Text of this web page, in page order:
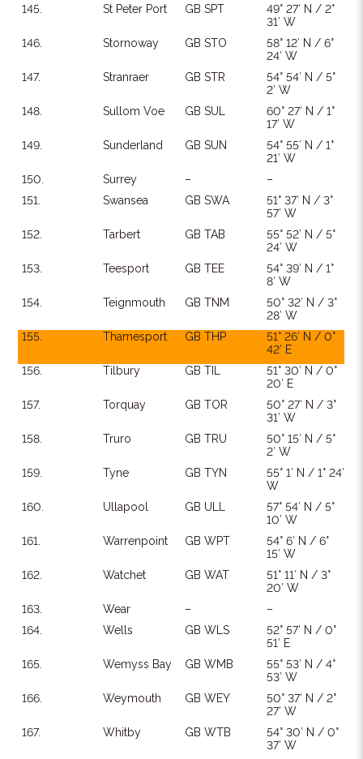
145.
St Peter Port GB SPT
49° 27′ N / 2°
31′ W
146.
Stornoway GB STO
58° 12′ N / 6°
24′ W
147.
Stranraer GB STR
54° 54′ N / 5°
2′ W
148.
Sullom Voe GB SUL
60° 27′ N / 1°
17′ W
149.
Sunderland GB SUN
54° 55′ N / 1°
21′ W
150.
Surrey –
–
151.
Swansea GB SWA
51° 37′ N / 3°
57′ W
152.
Tarbert GB TAB
55° 52′ N / 5°
24′ W
153.
Teesport GB TEE
54° 39′ N / 1°
8′ W
154.
Teignmouth GB TNM
50° 32′ N / 3°
28′ W
155.
Thamesport GB THP
51° 26′ N / 0°
42′ E
156.
Tilbury GB TIL
51° 30′ N / 0°
20′ E
157.
Torquay GB TOR
50° 27′ N / 3°
31′ W
158.
Truro GB TRU
50° 15′ N / 5°
2′ W
159.
Tyne GB TYN
55° 1′ N / 1° 24′
W
160.
Ullapool GB ULL
57° 54′ N / 5°
10′ W
161.
Warrenpoint GB WPT
54° 6′ N / 6°
15′ W
162.
Watchet GB WAT
51° 11′ N / 3°
20′ W
163.
Wear –
–
164.
Wells GB WLS
52° 57′ N / 0°
51′ E
165.
Wemyss Bay GB WMB
55° 53′ N / 4°
53′ W
166.
Weymouth GB WEY
50° 37′ N / 2°
27′ W
167.
Whitby GB WTB
54° 30′ N / 0°
37′ W